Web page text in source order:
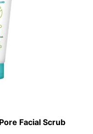
Facial Scrub